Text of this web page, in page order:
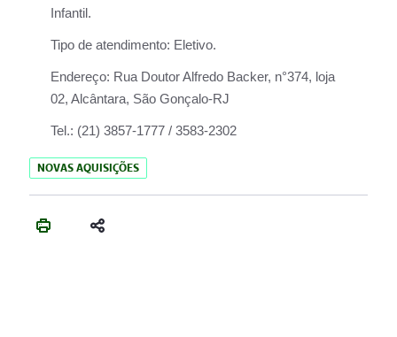
Infantil.
Tipo de atendimento: Eletivo.
Endereço: Rua Doutor Alfredo Backer, n°374, loja
02, Alcântara, São Gonçalo-RJ
Tel.: (21) 3857-1777 / 3583-2302
NOVAS AQUISIÇÕES